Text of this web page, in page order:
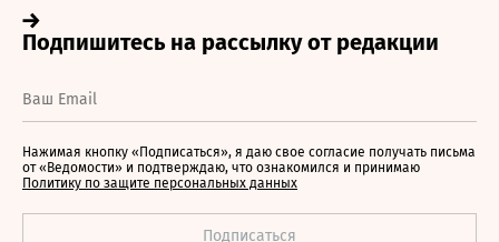
Нажимая кнопку «Подписаться», я даю свое согласие получать письма
от «Ведомости» и подтверждаю, что ознакомился и принимаю
Политику по защите персональных данных